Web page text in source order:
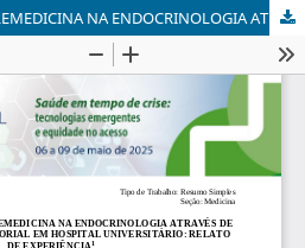
IMPLEMENTAÇÃO DA TELEMEDICINA NA ENDOCRINOLOGIA ATRAVÉS DE ATENDIMENTO AMBULATORIAL EM HOSPITAL UNIVERSITÁRIO: RELATO DE EXPERIÊNCIA